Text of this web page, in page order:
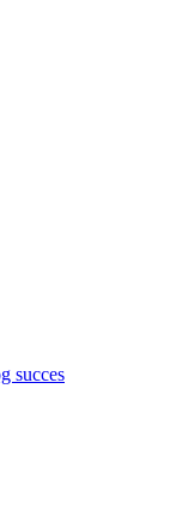
succes